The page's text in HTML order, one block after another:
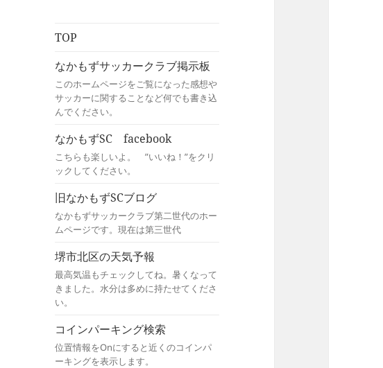
TOP
なかもずサッカークラブ掲示板
このホームページをご覧になった感想や
サッカーに関することなど何でも書き込
んでください。
なかもずSC facebook
こちらも楽しいよ。 ”いいね！”をクリ
ックしてください。
旧なかもずSCブログ
なかもずサッカークラブ第二世代のホー
ムページです。現在は第三世代
堺市北区の天気予報
最高気温もチェックしてね。暑くなって
きました。水分は多めに持たせてくださ
い。
コインパーキング検索
位置情報をOnにすると近くのコインパ
ーキングを表示します。